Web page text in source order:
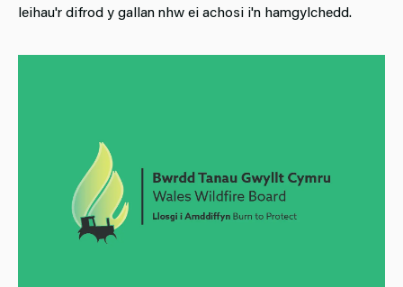
leihau'r difrod y gallan nhw ei achosi i'n hamgylchedd.